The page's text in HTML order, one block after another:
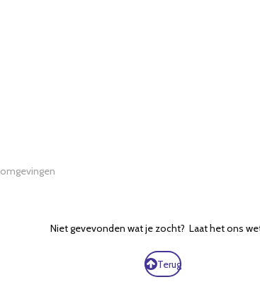
Niet gevevonden wat je zocht? Laat het ons
Terug